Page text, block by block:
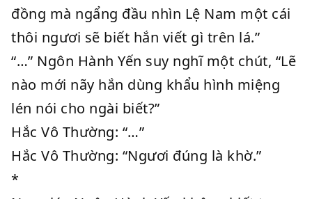
đồng mà ngẩng đầu nhìn Lệ Nam một cái
thôi ngươi sẽ biết hắn viết gì trên lá.”
“…” Ngôn Hành Yến suy nghĩ một chút, “Lẽ
nào mới nãy hắn dùng khẩu hình miệng
lén nói cho ngài biết?”
Hắc Vô Thường: “…”
Hắc Vô Thường: “Ngươi đúng là khờ.”
*